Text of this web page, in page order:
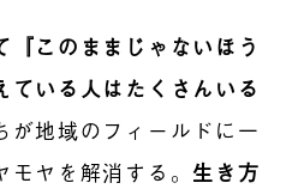
『このままじゃないほう
ている人はたくさんいる
が地域のフィールドに一
ヤを解消する。 生き方